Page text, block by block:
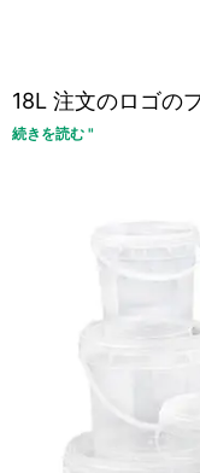
18L 注文のロゴの
続きを読む "